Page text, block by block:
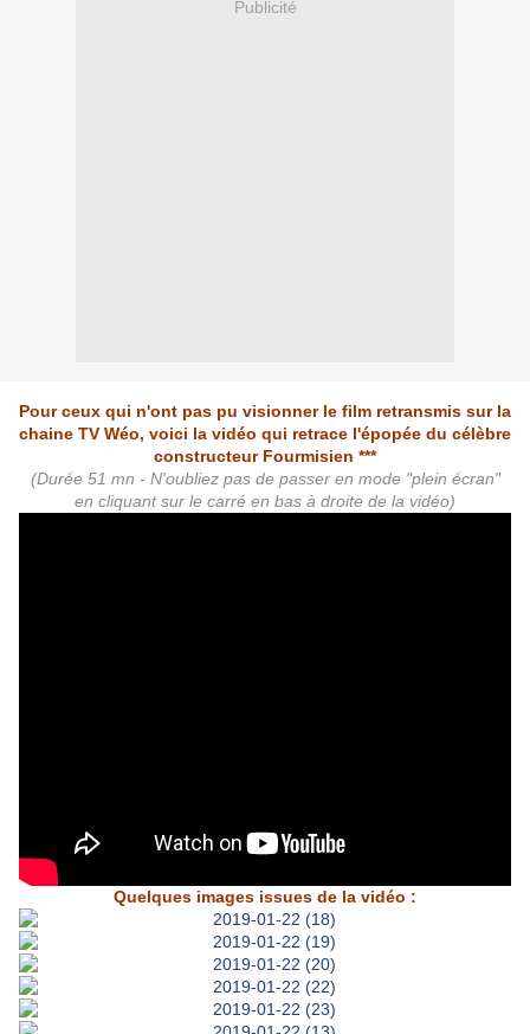
Publicité
Pour ceux qui n'ont pas pu visionner le film retransmis sur la
chaine TV Wéo, voici la vidéo qui retrace l'épopée du célèbre
constructeur Fourmisien ***
(Durée 51 mn - N'oubliez pas de passer en mode "plein écran"
en cliquant sur le carré en bas à droite de la vidéo)
Quelques images issues de la vidéo :